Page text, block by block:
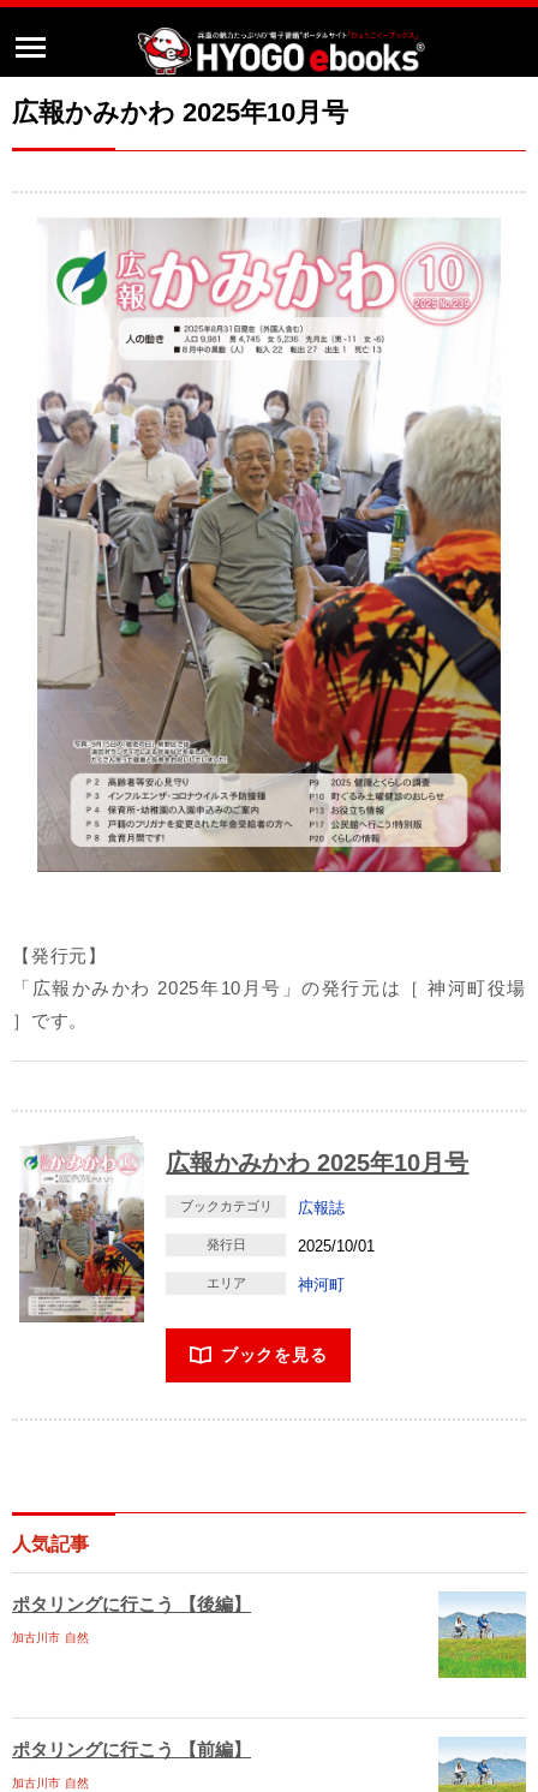
広報かみかわ 2025年10月号
【発行元】
「広報かみかわ 2025年10月号」の発行元は［ 神河町役場
］です。
広報かみかわ 2025年10月号
ブックカテゴリ 広報誌
発行日 2025/10/01
エリア 神河町
ブックを見る
人気記事
ポタリングに行こう 【後編】
加古川市 自然
ポタリングに行こう 【前編】
加古川市 自然